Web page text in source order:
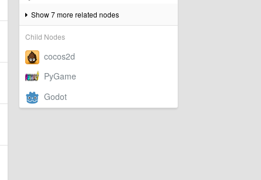
Show 7 more related nodes
Child Nodes